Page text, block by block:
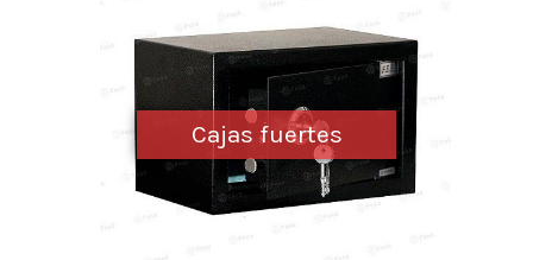
Cajas fuertes